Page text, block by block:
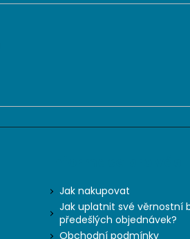
Jak nakupovat
Jak uplatnit své věrnostní
předešlých objednávek?
Obchodní podmínky